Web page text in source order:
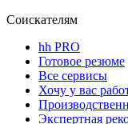
Соискателям
hh PRO
Готовое резюме
Все сервисы
Хочу у вас
Экспертная